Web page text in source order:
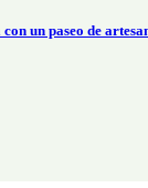
un paseo de